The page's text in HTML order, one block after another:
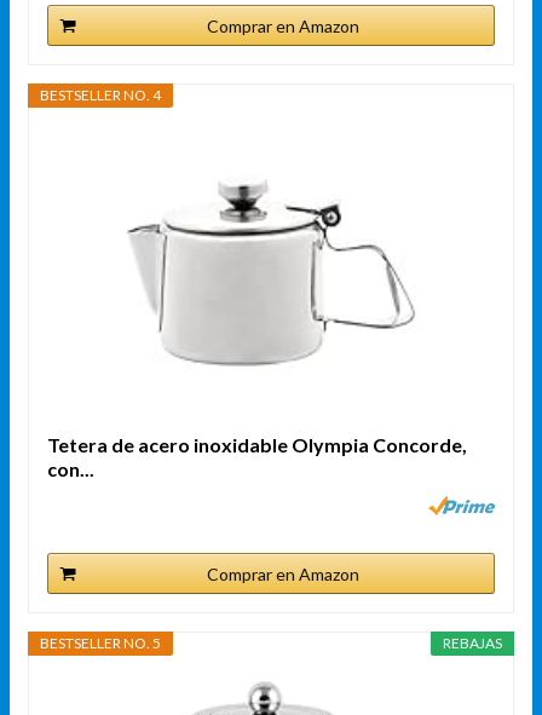
Comprar en Amazon
BESTSELLER NO. 4
Tetera de acero inoxidable Olympia Concorde,
con...
Comprar en Amazon
REBAJAS
BESTSELLER NO. 5